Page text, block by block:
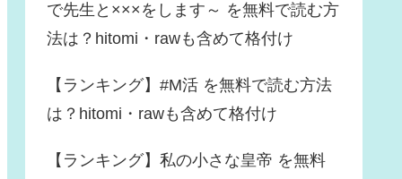
で先生と×××をします～ を無料で読む方
法は？hitomi・rawも含めて格付け
【ランキング】#M活 を無料で読む方法
は？hitomi・rawも含めて格付け
【ランキング】私の小さな皇帝 を無料